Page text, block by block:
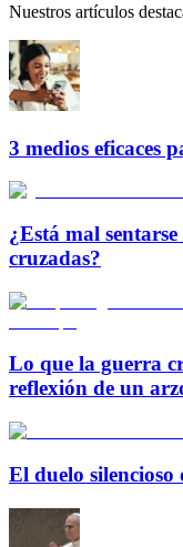
Nuestros artículos
3 medios eficaces
¿Está mal
cruzadas?
Lo que la guerra
reflexión de un
El duelo silencioso